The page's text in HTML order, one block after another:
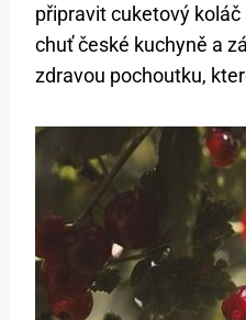
připravit cuketový
chuť ⁤české kuchyně a
zdravou pochoutku,